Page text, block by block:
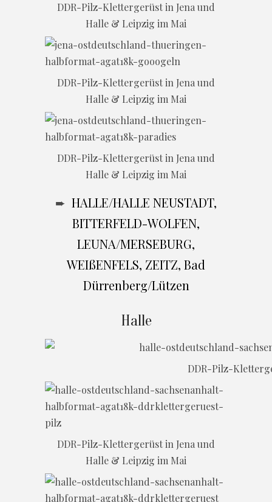
DDR-Pilz-Klettergerüst in Jena und
Halle & Leipzig im Mai
DDR-Pilz-Klettergerüst in Jena und
Halle & Leipzig im Mai
DDR-Pilz-Klettergerüst in Jena und
Halle & Leipzig im Mai
➨ HALLE/HALLE NEUSTADT,
BITTERFELD-WOLFEN,
LEUNA/MERSEBURG,
WEIßENFELS, ZEITZ, Bad
Dürrenberg/Lützen
Halle
DDR-Pilz-
DDR-Pilz-Klettergerüst in Jena und
Halle & Leipzig im Mai